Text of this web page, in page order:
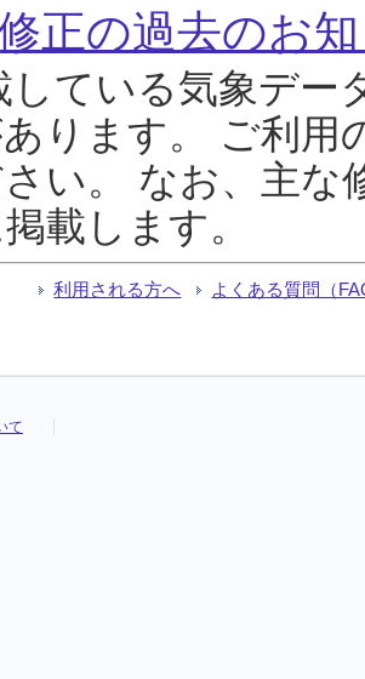
正の過去のお
ている気象デー
ります。 ご利用
い。 なお、主な
載します。
利用される方へ よくある質問（
て